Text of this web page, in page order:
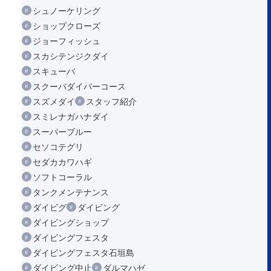
シュノーケリング
ショップクローズ
ジョーフィッシュ
スカシテンジクダイ
スキューバ
スクーバダイバーコース
スズメダイ
スタッフ紹介
スミレナガハナダイ
スーパーブルー
セソコテグリ
セダカカワハギ
ソフトコーラル
タンクメンテナンス
ダイビグ
ダイビング
ダイビングショップ
ダイビングフェスタ
ダイビングフェスタ石垣島
ダイビング中止
ダルマハゼ